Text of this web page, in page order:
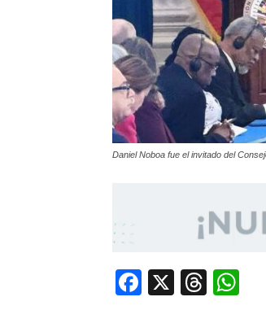
Daniel Noboa fue el invitado del
Facebook
X